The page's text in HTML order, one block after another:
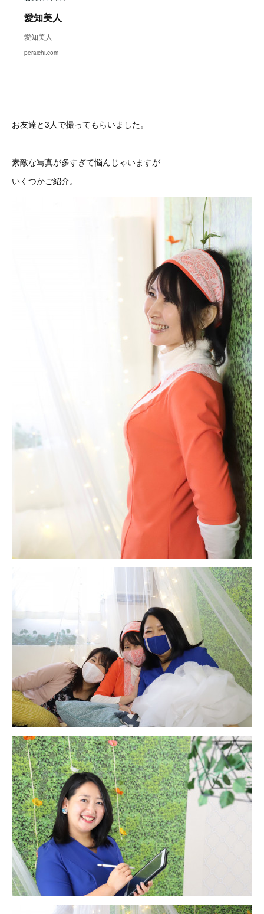
愛知美人
愛知美人
peraichi.com
お友達と3人で撮ってもらいました。
素敵な写真が多すぎて悩んじゃいますが
いくつかご紹介。